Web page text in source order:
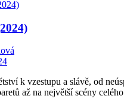
k vzestupu a slávě, od
až na největší scény